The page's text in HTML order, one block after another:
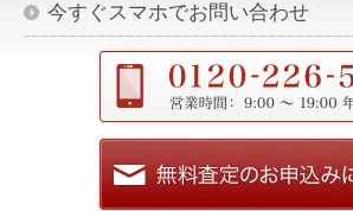
今すぐスマホでお問い合わせ